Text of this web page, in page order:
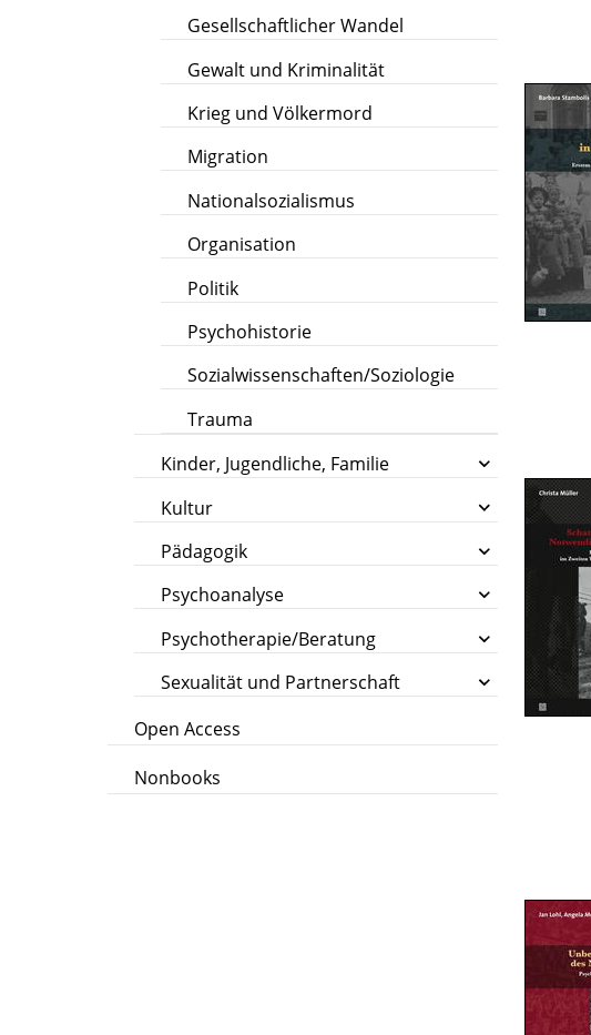
Gesellschaftlicher Wandel
Gewalt und Kriminalität
Krieg und Völkermord
Migration
Nationalsozialismus
Organisation
Politik
Psychohistorie
Sozialwissenschaften/Soziologie
Trauma
Kinder, Jugendliche, Familie
Kultur
Pädagogik
Psychoanalyse
Psychotherapie/Beratung
Sexualität und Partnerschaft
Open Access
Nonbooks